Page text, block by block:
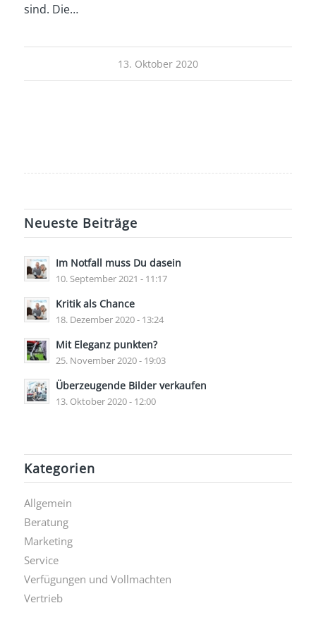
sind. Die…
13. Oktober 2020
Neueste Beiträge
Im Notfall muss Du dasein
10. September 2021 - 11:17
Kritik als Chance
18. Dezember 2020 - 13:24
Mit Eleganz punkten?
25. November 2020 - 19:03
Überzeugende Bilder verkaufen
13. Oktober 2020 - 12:00
Kategorien
Allgemein
Beratung
Marketing
Service
Verfügungen und Vollmachten
Vertrieb